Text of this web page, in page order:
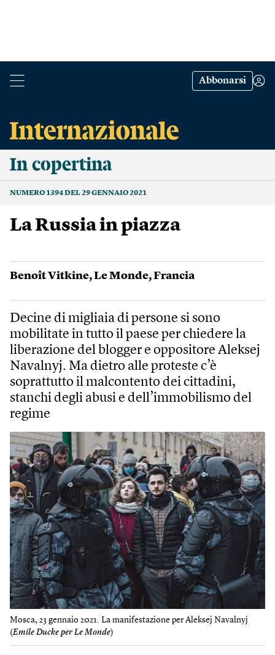
Abbonarsi
In copertina
NUMERO 1394 DEL 29 GENNAIO 2021
La Russia in piazza
Benoît Vitkine,Le Monde,Francia
Decine di migliaia di persone si sono
mobilitate in tutto il paese per chiedere la
liberazione del blogger e oppositore Aleksej
Navalnyj. Ma dietro alle proteste c’è
soprattutto il malcontento dei cittadini,
stanchi degli abusi e dell’immobilismo del
regime
Mosca, 23 gennaio 2021. La manifestazione per Aleksej Navalnyj
(Emile Ducke per Le Monde)